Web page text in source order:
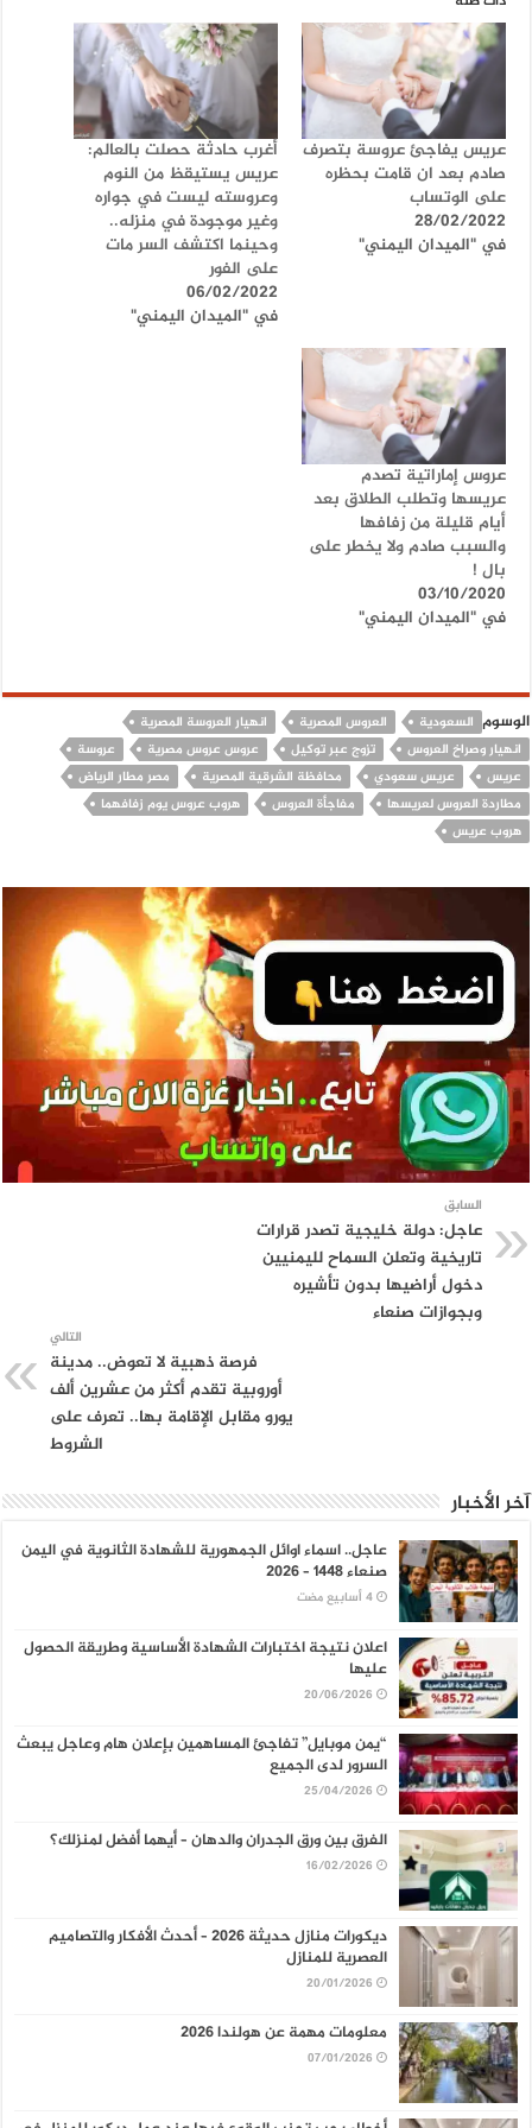
عريس يفاجئ عروسة بتصرف
صادم بعد ان قامت بحظره
على الوتساب
28/02/2022
في "الميدان اليمني"
أغرب حادثة حصلت بالعالم:
عريس يستيقظ من النوم
وعروسته ليست في جواره
وغير موجودة في منزله..
وحينما اكتشف السر مات
على الفور
06/02/2022
في "الميدان اليمني"
عروس إماراتية تصدم
عريسها وتطلب الطلاق بعد
أيام قليلة من زفافها
والسبب صادم ولا يخطر على
بال !
03/10/2020
في "الميدان اليمني"
الوسوم السعودية العروس المصرية
انهيار العروسة المصرية
انهيار وصراخ العروس
تزوج عبر توكيل عروس عروس مصرية
عروسة
عريس
عريس سعودي محافظة الشرقية المصرية
مصر مطار الرياض
مطاردة العروس لعريسها
مفاجأة العروس
هروب عروس يوم زفافهما
هروب عريس
السابق
عاجل: دولة خليجية تصدر قرارات
تاريخية وتعلن السماح لليمنيين
دخول أراضيها بدون تأشيره
وبجوازات صنعاء
التالي
فرصة ذهبية لا تعوض.. مدينة
أوروبية تقدم أكثر من عشرين ألف
يورو مقابل الإقامة بها.. تعرف على
الشروط
آخر الأخبار
عاجل.. اسماء اوائل الجمهورية للشهادة الثانوية في اليمن
صنعاء 1448 – 2026
اعلان نتيجة اختبارات الشهادة الأساسية وطريقة الحصول
عليها
20/06/2026
“يمن موبايل” تفاجئ المساهمين بإعلان هام وعاجل يبعث
السرور لدى الجميع
25/04/2026
الفرق بين ورق الجدران والدهان – أيهما أفضل لمنزلك؟
16/02/2026
ديكورات منازل حديثة 2026 – أحدث الأفكار والتصاميم
العصرية للمنازل
20/01/2026
معلومات مهمة عن هولندا 2026
07/01/2026